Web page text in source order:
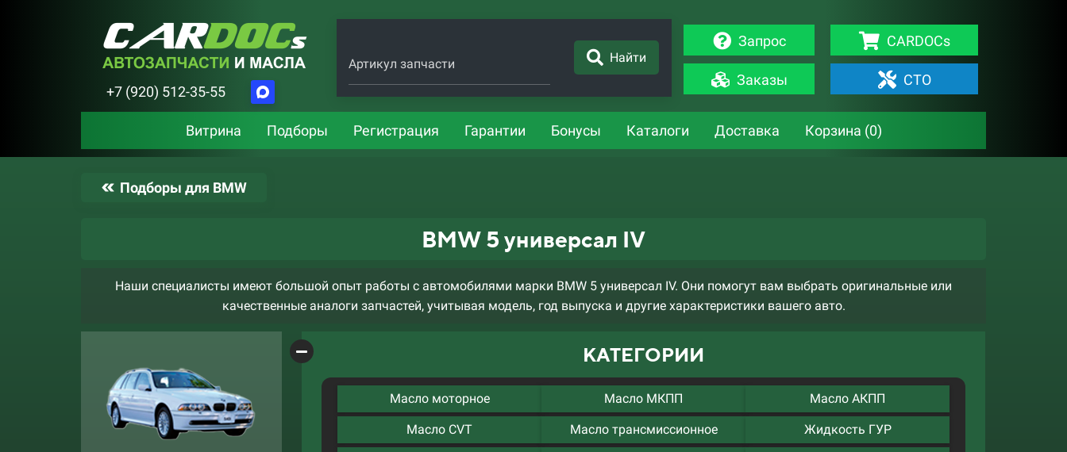
+7 (920) 512-35-55
Артикул запчасти Найти
Запрос
Заказы
CARDOCs
СТО
Витрина Подборы Регистрация Гарантии Бонусы Каталоги Доставка Корзина (0)
Подборы для BMW
BMW 5 универсал IV
Наши специалисты имеют большой опыт работы с автомобилями марки BMW 5 универсал IV. Они помогут вам выбрать оригинальные или
качественные аналоги запчастей, учитывая модель, год выпуска и другие характеристики вашего авто.
КАТЕГОРИИ
Масло моторное Масло МКПП Масло АКПП
Масло CVT Масло трансмиссионное Жидкость ГУР